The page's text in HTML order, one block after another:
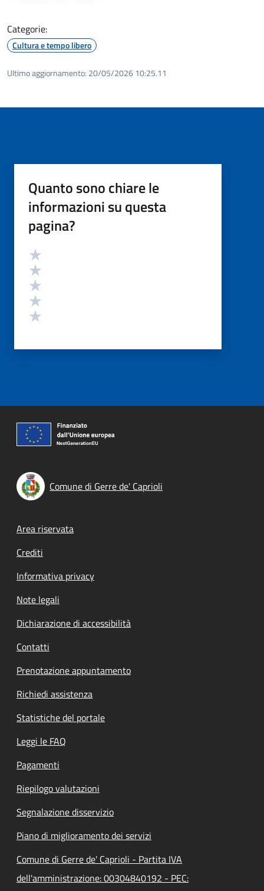
Categorie:
Cultura e tempo libero
Ultimo aggiornamento: 20/05/2026 10:25.11
Quanto sono chiare le
informazioni su questa
pagina?
Valutazione
Comune di Gerre de' Caprioli
Footer menu
Area riservata
Crediti
Informativa privacy
Note legali
Dichiarazione di accessibilità
Contatti
Prenotazione appuntamento
Richiedi assistenza
Statistiche del portale
Leggi le FAQ
Pagamenti
Riepilogo valutazioni
Segnalazione disservizio
Piano di miglioramento dei servizi
Comune di Gerre de' Caprioli - Partita IVA
dell'amministrazione: 00304840192 - PEC: